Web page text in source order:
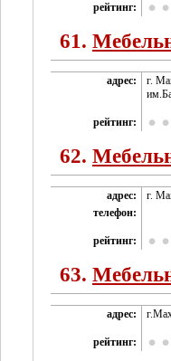
рейтинг:
61.
адрес:
г.
рейтинг:
62.
адрес:
г.
телефон:
рейтинг:
63.
адрес:
рейтинг: